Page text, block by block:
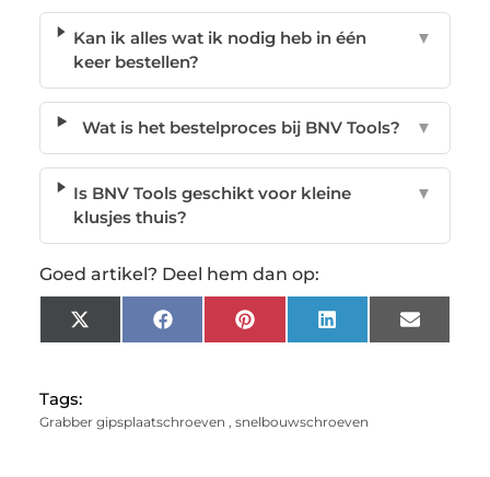
Kan ik alles wat ik nodig heb in één
keer bestellen?
▼
Wat is het bestelproces bij BNV Tools? ▼
Is BNV Tools geschikt voor kleine
klusjes thuis?
▼
Goed artikel? Deel hem dan op:
X
(Twitter)
FacebookPinterest LinkedIn Email
Tags:
Grabber gipsplaatschroeven , snelbouwschroeven